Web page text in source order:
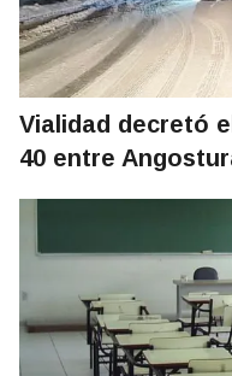
Vialidad decretó
40 entre